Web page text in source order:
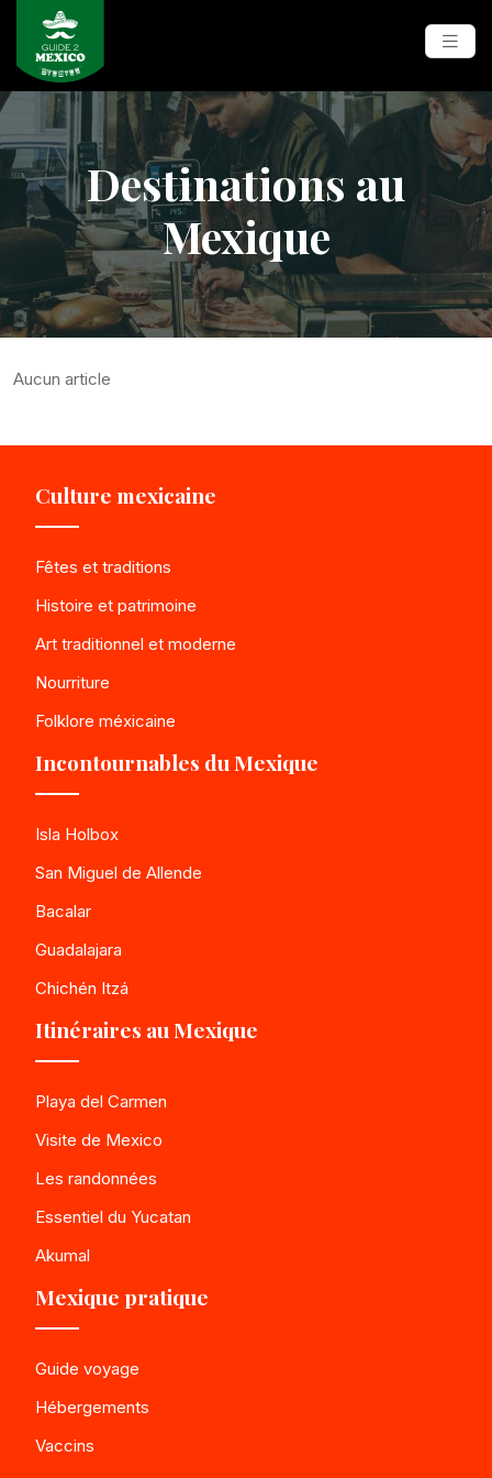
Destinations au
Mexique
Aucun article
Culture mexicaine
Fêtes et traditions
Histoire et patrimoine
Art traditionnel et moderne
Nourriture
Folklore méxicaine
Incontournables du Mexique
Isla Holbox
San Miguel de Allende
Bacalar
Guadalajara
Chichén Itzá
Itinéraires au Mexique
Playa del Carmen
Visite de Mexico
Les randonnées
Essentiel du Yucatan
Akumal
Mexique pratique
Guide voyage
Hébergements
Vaccins